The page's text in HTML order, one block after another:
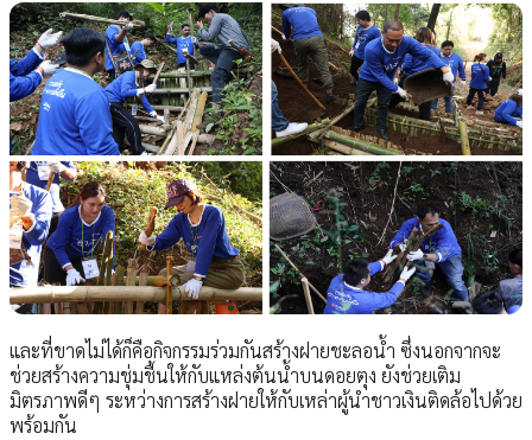
และที่ขาดไม่ได้ก็คือกิจกรรมร่วมกันสร้างฝายชะลอน้ำ ซึ่งนอกจากจะ
ช่วยสร้างความชุ่มชื้นให้กับแหล่งต้นน้ำบนดอยตุง ยังช่วยเติม
มิตรภาพดีๆ ระหว่างการสร้างฝายให้กับเหล่าผู้นำชาวเงินติดล้อไปด้วย
พร้อมกัน